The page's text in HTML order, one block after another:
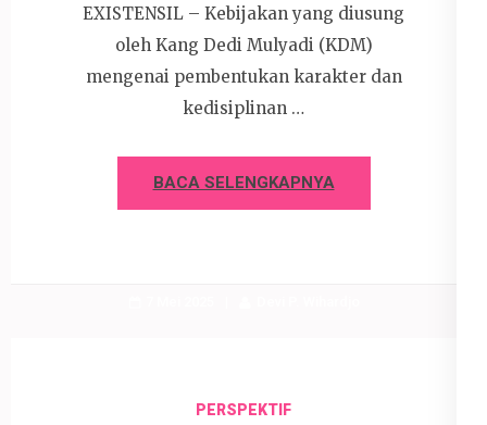
EXISTENSIL – Kebijakan yang diusung
oleh Kang Dedi Mulyadi (KDM)
mengenai pembentukan karakter dan
kedisiplinan …
BACA SELENGKAPNYA
PERSPEKTIF